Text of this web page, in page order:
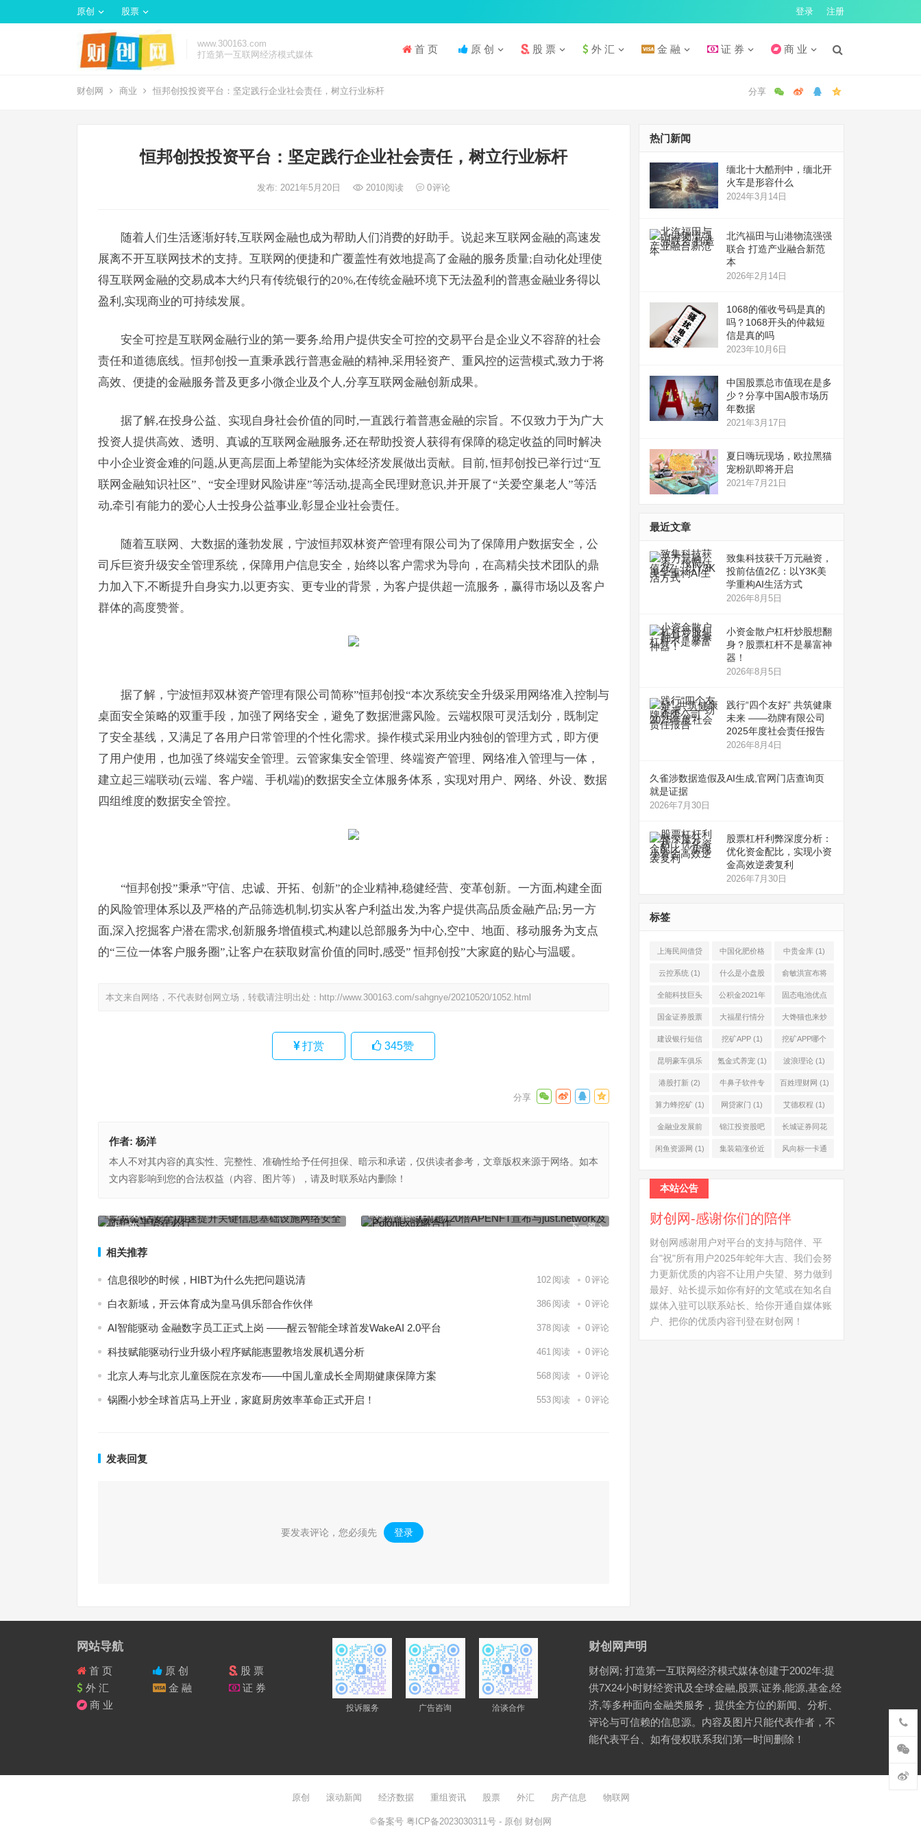
原创 股票 登录 注册
www.300163.com
打造第一互联网经济模式媒体
首 页 原 创 股 票 外 汇 金 融 证 券 商 业
财创网 商业 恒邦创投投资平台：坚定践行企业社会责任，树立行业标杆
恒邦创投投资平台：坚定践行企业社会责任，树立行业标杆
发布: 2021年5月20日 2010阅读 0评论
随着人们生活逐渐好转,互联网金融也成为帮助人们消费的好助手。说起来互联网金融的高速发
展离不开互联网技术的支持。互联网的便捷和广覆盖性有效地提高了金融的服务质量;自动化处理使
得互联网金融的交易成本大约只有传统银行的20%,在传统金融环境下无法盈利的普惠金融业务得以
盈利,实现商业的可持续发展。
安全可控是互联网金融行业的第一要务,给用户提供安全可控的交易平台是企业义不容辞的社会
责任和道德底线。恒邦创投一直秉承践行普惠金融的精神,采用轻资产、重风控的运营模式,致力于将
高效、便捷的金融服务普及更多小微企业及个人,分享互联网金融创新成果。
据了解,在投身公益、实现自身社会价值的同时,一直践行着普惠金融的宗旨。不仅致力于为广大
投资人提供高效、透明、真诚的互联网金融服务,还在帮助投资人获得有保障的稳定收益的同时解决
中小企业资金难的问题,从更高层面上希望能为实体经济发展做出贡献。目前, 恒邦创投已举行过“互
联网金融知识社区”、“安全理财风险讲座”等活动,提高全民理财意识,并开展了“关爱空巢老人”等活
动,牵引有能力的爱心人士投身公益事业,彰显企业社会责任。
随着互联网、大数据的蓬勃发展，宁波恒邦双林资产管理有限公司为了保障用户数据安全，公
司斥巨资升级安全管理系统，保障用户信息安全，始终以客户需求为导向，在高精尖技术团队的鼎
力加入下,不断提升自身实力,以更夯实、更专业的背景，为客户提供超一流服务，赢得市场以及客户
群体的高度赞誉。
据了解，宁波恒邦双林资产管理有限公司简称”恒邦创投“本次系统安全升级采用网络准入控制与
桌面安全策略的双重手段，加强了网络安全，避免了数据泄露风险。云端权限可灵活划分，既制定
了安全基线，又满足了各用户日常管理的个性化需求。操作模式采用业内独创的管理方式，即方便
了用户使用，也加强了终端安全管理。云管家集安全管理、终端资产管理、网络准入管理与一体，
建立起三端联动(云端、客户端、手机端)的数据安全立体服务体系，实现对用户、网络、外设、数据
四组维度的数据安全管控。
“恒邦创投”秉承”守信、忠诚、开拓、创新”的企业精神,稳健经营、变革创新。一方面,构建全面
的风险管理体系以及严格的产品筛选机制,切实从客户利益出发,为客户提供高品质金融产品;另一方
面,深入挖掘客户潜在需求,创新服务增值模式,构建以总部服务为中心,空中、地面、移动服务为支点
的“三位一体客户服务圈”,让客户在获取财富价值的同时,感受” 恒邦创投”大家庭的贴心与温暖。
本文来自网络，不代表财创网立场，转载请注明出处： http://www.300163.com/sahgnye/20210520/1052.html
打赏 345赞
作者: 杨洋
本人不对其内容的真实性、完整性、准确性给予任何担保、暗示和承诺，仅供读者参考，文章版权来源于网络。如本
文内容影响到您的合法权益（内容、图片等），请及时联系站内删除！
上一篇
平势在必行
下一篇
Poloniex战略合作
相关推荐
信息很吵的时候，HIBT为什么先把问题说清 102 阅读 0评论
白衣新域，开云体育成为皇马俱乐部合作伙伴 386 阅读 0评论
AI智能驱动 金融数字员工正式上岗 ——醒云智能全球首发WakeAI 2.0平台 378 阅读 0评论
科技赋能驱动行业升级小程序赋能惠盟教培发展机遇分析 461 阅读 0评论
北京人寿与北京儿童医院在京发布——中国儿童成长全周期健康保障方案 568 阅读 0评论
锅圈小炒全球首店马上开业，家庭厨房效率革命正式开启！ 553 阅读 0评论
发表回复
要发表评论，您必须先 登录 。
热门新闻
缅北十大酷刑中，缅北开
火车是形容什么
2024年3月14日
北汽福田与山港物流强强
联合 打造产业融合新范
本
2026年2月14日
1068的催收号码是真的
吗？1068开头的仲裁短
信是真的吗
2023年10月6日
中国股票总市值现在是多
少？分享中国A股市场历
年数据
2021年3月17日
夏日嗨玩现场，欧拉黑猫
宠粉趴即将开启
2021年7月21日
最近文章
致集科技获千万元融资，
投前估值2亿：以Y3K美
学重构AI生活方式
2026年8月5日
小资金散户杠杆炒股想翻
身？股票杠杆不是暴富神
器！
2026年8月5日
践行“四个友好” 共筑健康
未来 ——劲牌有限公司
2025年度社会责任报告
2026年8月4日
久雀涉数据造假及AI生成,官网门店查询页
就是证据
2026年7月30日
股票杠杆利弊深度分析：
优化资金配比，实现小资
金高效逆袭复利
2026年7月30日
标签
上海民间借贷
公司(1)
中国化肥价格
网(1)
中贵金库 (1)
云控系统 (1) 什么是小盘股
(2)
俞敏洪宣布将
退休(1)
全能科技巨头
(1)
公积金2021年
起不允许提取
固态电池优点
(1)
国金证券股票
(2)
大福星行情分
析系统(1)
大馋猫也来炒
股票(1)
建设银行短信
服务费(1)
挖矿APP(1) 挖矿APP哪个
靠谱(1)
昆明豪车俱乐
部(1)
氪金式养宠(1) 波浪理论 (1)
港股打新 (2) 牛鼻子软件专
业版(1)
百姓理财网 (1)
算力蜂挖矿(1) 网贷家门 (1) 艾德权程 (1)
金融业发展前
景(1)
锦江投资股吧
(1)
长城证券同花
顺(1)
闲鱼资源网 (1) 集装箱涨价近 风向标一卡通
本站公告
财创网-感谢你们的陪伴
财创网感谢用户对平台的支持与陪伴、平
台"祝"所有用户2025年蛇年大吉、我们会努
力更新优质的内容不让用户失望、努力做到
最好、站长提示如你有好的文笔或在知名自
媒体入驻可以联系站长、给你开通自媒体账
户、把你的优质内容刊登在财创网！
网站导航
首 页 原 创
股 票
外 汇
金 融
证 券
商 业
投诉服务 广告咨询 洽谈合作
财创网声明
财创网; 打造第一互联网经济模式媒体创建于2002年:提
供7X24小时财经资讯及全球金融,股票,证券,能源,基金,经
济,等多种面向金融类服务，提供全方位的新闻、分析、
评论与可信赖的信息源。内容及图片只能代表作者，不
能代表平台、如有侵权联系我们第一时间删除！
原创 滚动新闻 经济数据 重组资讯 股票 外汇 房产信息 物联网
©备案号 粤ICP备2023030311号 - 原创 财创网